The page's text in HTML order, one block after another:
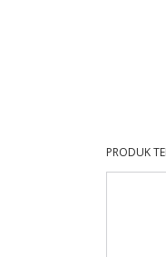
PRODUK